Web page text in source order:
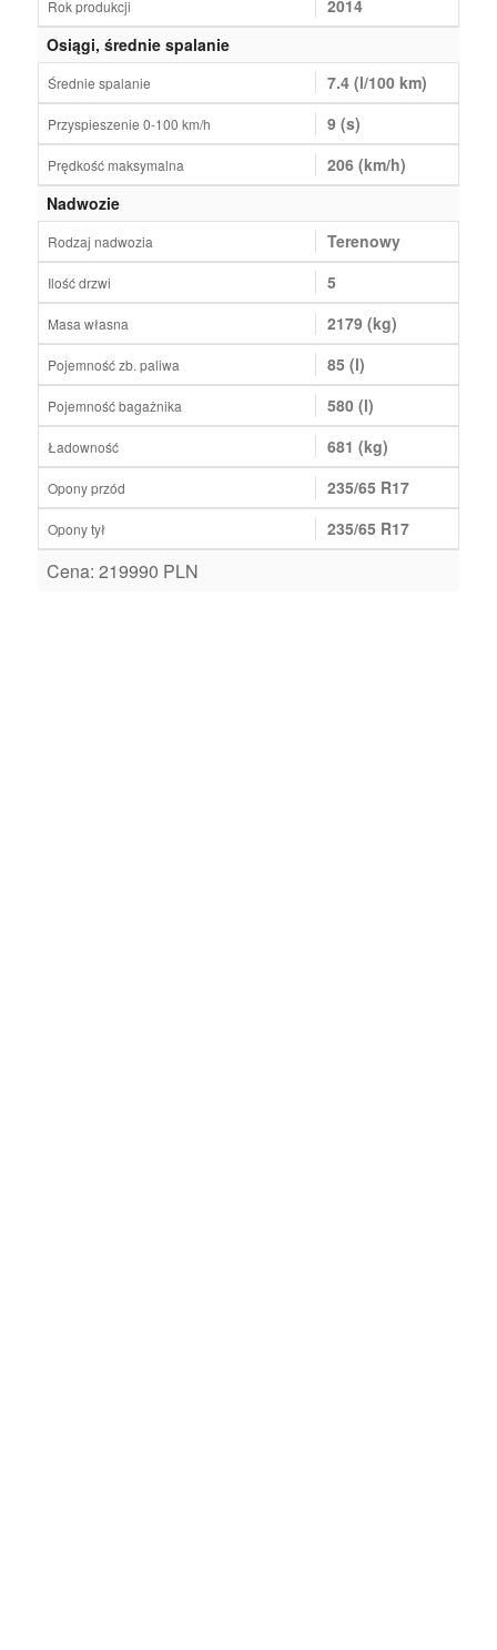
Rok produkcji
2014
Osiągi, średnie spalanie
Średnie spalanie 7.4 (l/100 km)
Przyspieszenie 0-100 km/h 9 (s)
Prędkość maksymalna
206 (km/h)
Nadwozie
Rodzaj nadwozia Terenowy
Ilość drzwi 5
Masa własna 2179 (kg)
Pojemność zb. paliwa 85 (l)
Pojemność bagażnika 580 (l)
Ładowność 681 (kg)
Opony przód 235/65 R17
Opony tył 235/65 R17
Cena: 219990 PLN